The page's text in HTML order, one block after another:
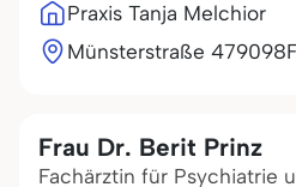
Praxis Tanja Melchior
Münsterstraße 479098
Frau Dr. Berit Prinz
Fachärztin für Psychiatrie